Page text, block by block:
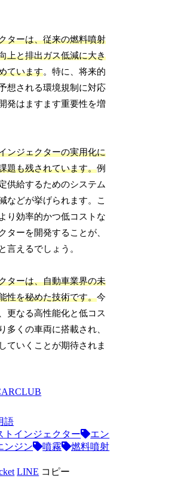
ターは、従来の燃料噴射
上と排出ガス低減に大き
ています。特に、将来的
想される環境規制に対応
発はますます重要性を増
ンジェクターの実用化に
題も残されています。例
供給するためのシステム
などが挙げられます。こ
り効率的かつ低コストな
ターを開発することが、
言えるでしょう。
ターは、自動車業界の未
性を秘めた技術です。今
更なる高性能化と低コス
多くの車両に搭載され、
ていくことが期待されま
語
トインジェクター
エン
ンジン 噴霧
燃料噴射
LINE コピー